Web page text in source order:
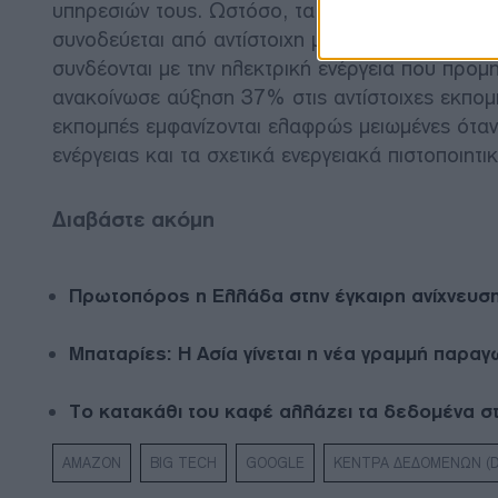
υπηρεσιών τους. Ωστόσο, τα πιο πρόσφατα
συνοδεύεται από αντίστοιχη μείωση των
συνδέονται με την ηλεκτρική ενέργεια που
ανακοίνωσε αύξηση 37% στις αντίστοιχες
εκπομπές εμφανίζονται ελαφρώς μειωμένες
ενέργειας και τα σχετικά ενεργειακά
Διαβάστε ακόμη
Πρωτοπόρος η Ελλάδα στην έγκαιρη
Μπαταρίες: Η Ασία γίνεται η νέα γραμμή
To κατακάθι του καφέ αλλάζει τα δεδομένα
AMAZON BIG TECH GOOGLE ΚΕΝΤΡΑ ΔΕΔΟΜΕΝΩΝ